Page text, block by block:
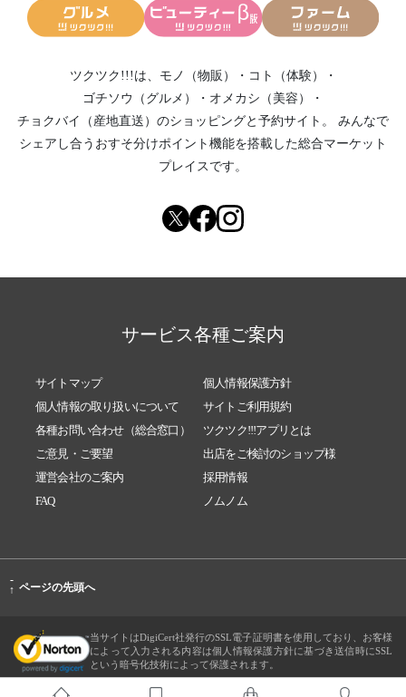
ツクツク!!!は、 モノ（物販） ・ コト（体験）
・
ゴチソウ（グルメ）
・ オメカシ（美容）
・
チョクバイ（産地直送） のショッピングと予約サイト。
みんなで
シェアし合う おすそ分けポイント機能を搭載した総合マーケット
プレイスです。
サービス各種ご案内
サイトマップ
個人情報保護方針
個人情報の取り扱いについて
サイトご利用規約
各種お問い合わせ（総合窓口）
ツクツク!!!アプリとは
ご意見・ご要望
出店をご検討のショップ様
運営会社のご案内
採用情報
FAQ
ノムノム
-
↑ ページの先頭へ
当サイトはDigiCert社発行のSSL電子証明書を使用しており、お客様
によって入力される内容は個人情報保護方針に基づき送信時にSSL
という暗号化技術によって保護されます。